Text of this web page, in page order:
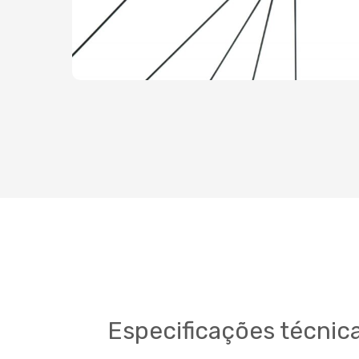
Especificações